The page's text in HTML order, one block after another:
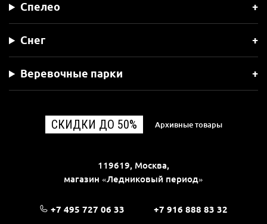
Спелео
Снег
Веревочные парки
СКИДКИ ДО 50% Архивные товары
119619, Москва,
магазин «Ледниковый период»
+7 495 727 06 33 +7 916 888 83 32